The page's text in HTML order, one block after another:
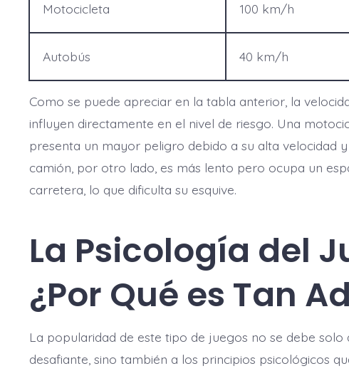
Motocicleta 100 km/h
Autobús 40 km/h
Como se puede apreciar en la tabla anterior, la
influyen directamente en el nivel de riesgo. Una
presenta un mayor peligro debido a su alta velocidad
camión, por otro lado, es más lento pero ocupa un
carretera, lo que dificulta su esquive.
La Psicología del
¿Por Qué es Tan
La popularidad de este tipo de juegos no se debe solo
desafiante, sino también a los principios psicológicos